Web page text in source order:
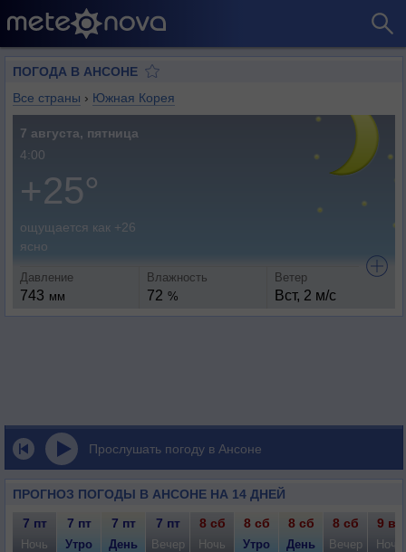
ПОГОДА В АНСОНЕ
Все страны › Южная Корея
7 августа, пятница
4:00
+25°
ощущается как +26
ясно
Давление
743 мм
Влажность
72 %
Ветер
Вст, 2 м/с
Прослушать погоду в Ансоне
ПРОГНОЗ ПОГОДЫ В АНСОНЕ НА 14 ДНЕЙ
7 пт 7 пт 7 пт 7 пт 8 сб 8 сб 8 сб 8 сб 9 вс
Ночь Утро День Вечер Ночь Утро День Вечер Ночь